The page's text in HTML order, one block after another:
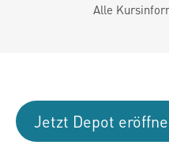
Alle
Jetzt Depot